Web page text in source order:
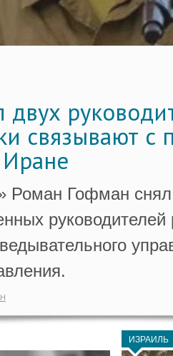
двух
связывают с
Роман Гофман снял
ИЗРАИЛЬ